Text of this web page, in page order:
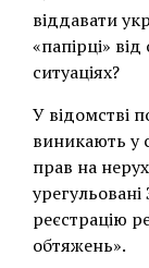
віддавати
«папірці»
ситуаціях?
У відомстві
виникають у
прав на
реєстрацію
обтяжень».